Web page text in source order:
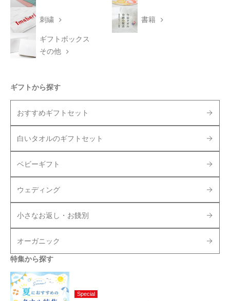
刺繍 書籍
ギフトボックス
その他
ギフトから探す
おすすめギフトセット
白いタオルのギフトセット
ベビーギフト
ウェディング
小さなお返し・お餞別
オーガニック
特集から探す
Special